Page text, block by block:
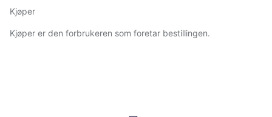
Kjøper
Kjøper er den forbrukeren som foretar bestillingen.